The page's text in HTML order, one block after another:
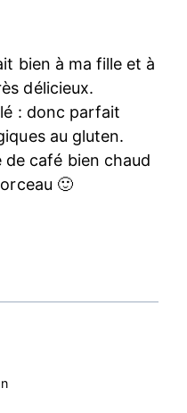
bien à ma fille et à
délicieux.
: donc parfait
au gluten.
de café bien chaud
🙂